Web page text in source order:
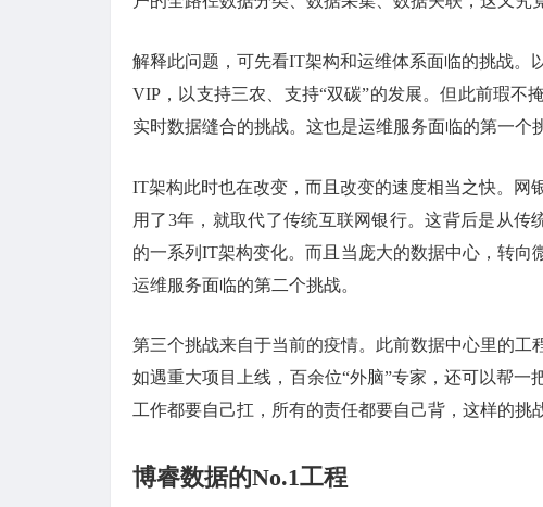
解释此问题，可先看IT架构和运维体系面临的挑战。
VIP，以支持三农、支持“双碳”的发展。但此前瑕不
实时数据缝合的挑战。这也是运维服务面临的第一个
IT架构此时也在改变，而且改变的速度相当之快。网
用了3年，就取代了传统互联网银行。这背后是从
的一系列IT架构变化。而且当庞大的数据中心，转
运维服务面临的第二个挑战。
第三个挑战来自于当前的疫情。此前数据中心里的
如遇重大项目上线，百余位“外脑”专家，还可以帮
工作都要自己扛，所有的责任都要自己背，这样的挑
博睿数据的No.1工程